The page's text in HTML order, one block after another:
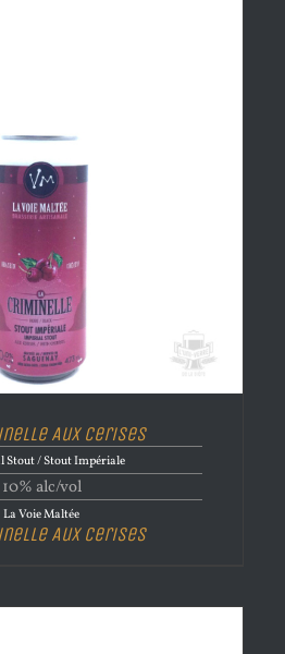
Aux Cerises
Stout / Stout Impériale
10% alc/vol
La Voie Maltée
Aux Cerises